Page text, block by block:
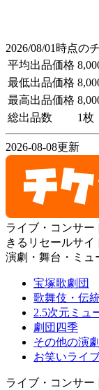
2026/08/01時点の
平均出品価格
最低出品価格
最高出品価格
総出品数
1枚
2026-08-08更新
ライブ・コンサ
きるリセールサイ
演劇・舞台・ミュ
宝塚歌劇団
歌舞伎・伝
2.5次元ミュ
劇団四季
その他の演
お笑いライ
ライブ・コンサー